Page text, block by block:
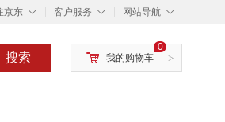
◇
京东 ◇
客户服务 ◇
网站导航
搜索 >
0
我的购物车